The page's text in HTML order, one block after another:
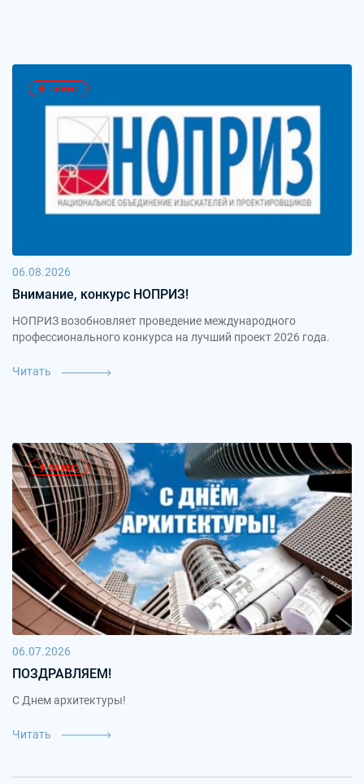
важно
06.08.2026
Внимание, конкурс НОПРИЗ!
НОПРИЗ возобновляет проведение международного
профессионального конкурса на лучший проект 2026 года.
Читать
важно
06.07.2026
ПОЗДРАВЛЯЕМ!
С Днем архитектуры!
Читать